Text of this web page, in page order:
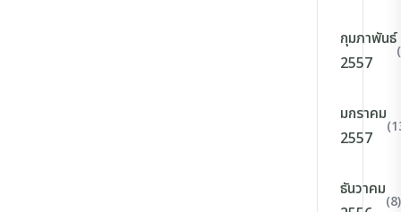
กุมภาพันธ์
2557
มกราคม
2557
ธันวาคม
(8)